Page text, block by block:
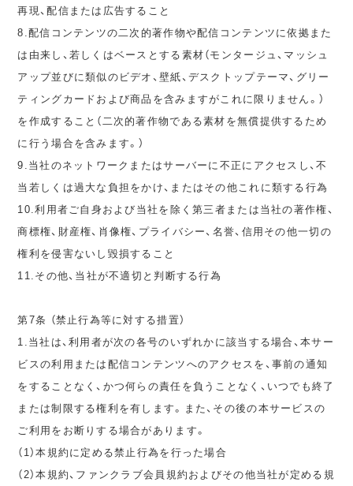
再現、配信または広告すること
8.配信コンテンツの二次的著作物や配信コンテンツに依拠また
は由来し、若しくはベースとする素材（モンタージュ、マッシュ
アップ並びに類似のビデオ、壁紙、デスクトップテーマ、グリー
ティングカードおよび商品を含みますがこれに限りません。）
を作成すること（二次的著作物である素材を無償提供するため
に行う場合を含みます。）
9.当社のネットワークまたはサーバーに不正にアクセスし、不
当若しくは過大な負担をかけ、またはその他これに類する行為
10.利用者ご自身および当社を除く第三者または当社の著作権、
商標権、財産権、肖像権、プライバシー、名誉、信用その他一切の
権利を侵害ないし毀損すること
11.その他、当社が不適切と判断する行為
第7条 （禁止行為等に対する措置）
1.当社は、利用者が次の各号のいずれかに該当する場合、本サー
ビスの利用または配信コンテンツへのアクセスを、事前の通知
をすることなく、かつ何らの責任を負うことなく、いつでも終了
または制限する権利を有します。また、その後の本サービスの
ご利用をお断りする場合があります。
（1）本規約に定める禁止行為を行った場合
（2）本規約、ファンクラブ会員規約およびその他当社が定める規